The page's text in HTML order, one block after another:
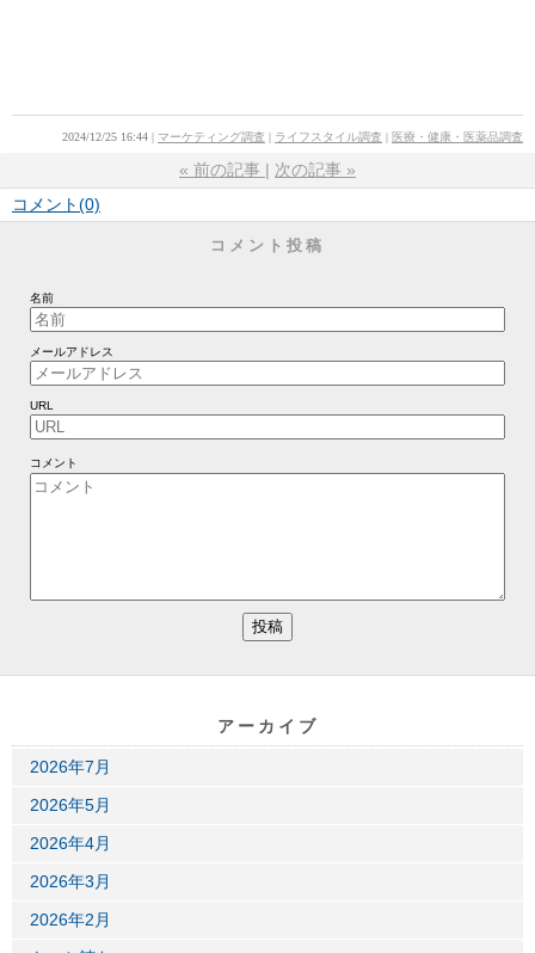
2024/12/25 16:44 マーケティング調査 ライフスタイル調査 医療・健康・医薬品調査
« 前の記事 次の記事 »
コメント(0)
コメント投稿
名前
メールアドレス
URL
コメント
アーカイブ
2026年7月
2026年5月
2026年4月
2026年3月
2026年2月